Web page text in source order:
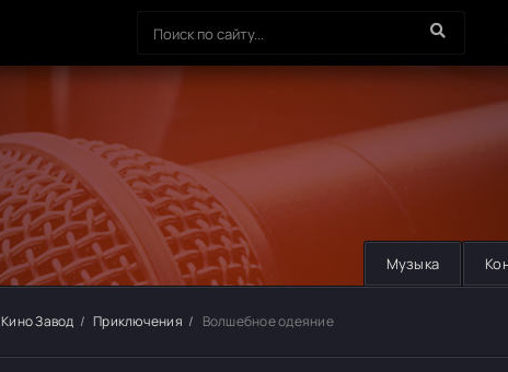
Музыка
Кино Завод Приключения Волшебное одеяние